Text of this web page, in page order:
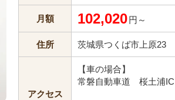
月額 102,020円～
住所 茨城県つくば市上原23
アクセス
【車の場合】
常磐自動車道 桜土浦IC